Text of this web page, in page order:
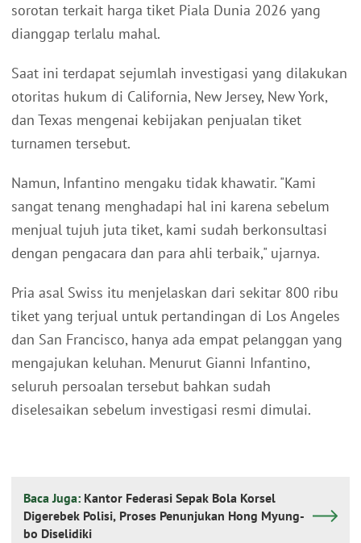
sorotan terkait harga tiket Piala Dunia 2026 yang
dianggap terlalu mahal.
Saat ini terdapat sejumlah investigasi yang dilakukan
otoritas hukum di California, New Jersey, New York,
dan Texas mengenai kebijakan penjualan tiket
turnamen tersebut.
Namun, Infantino mengaku tidak khawatir. "Kami
sangat tenang menghadapi hal ini karena sebelum
menjual tujuh juta tiket, kami sudah berkonsultasi
dengan pengacara dan para ahli terbaik," ujarnya.
Pria asal Swiss itu menjelaskan dari sekitar 800 ribu
tiket yang terjual untuk pertandingan di Los Angeles
dan San Francisco, hanya ada empat pelanggan yang
mengajukan keluhan. Menurut Gianni Infantino,
seluruh persoalan tersebut bahkan sudah
diselesaikan sebelum investigasi resmi dimulai.
Baca Juga: Kantor Federasi Sepak Bola Korsel
Digerebek Polisi, Proses Penunjukan Hong Myung-
bo Diselidiki